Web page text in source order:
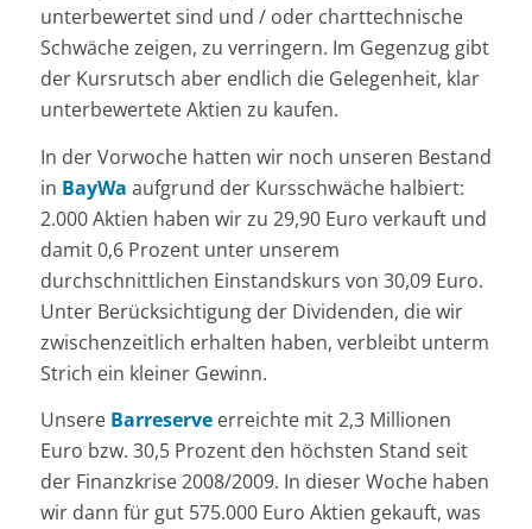
unterbewertet sind und / oder charttechnische
Schwäche zeigen, zu verringern. Im Gegenzug gibt
der Kursrutsch aber endlich die Gelegenheit, klar
unterbewertete Aktien zu kaufen.
In der Vorwoche hatten wir noch unseren Bestand
in BayWa aufgrund der Kursschwäche halbiert:
2.000 Aktien haben wir zu 29,90 Euro verkauft und
damit 0,6 Prozent unter unserem
durchschnittlichen Einstandskurs von 30,09 Euro.
Unter Berücksichtigung der Dividenden, die wir
zwischenzeitlich erhalten haben, verbleibt unterm
Strich ein kleiner Gewinn.
Unsere Barreserveerreichte mit 2,3 Millionen
Euro bzw. 30,5 Prozent den höchsten Stand seit
der Finanzkrise 2008/2009. In dieser Woche haben
wir dann für gut 575.000 Euro Aktien gekauft, was